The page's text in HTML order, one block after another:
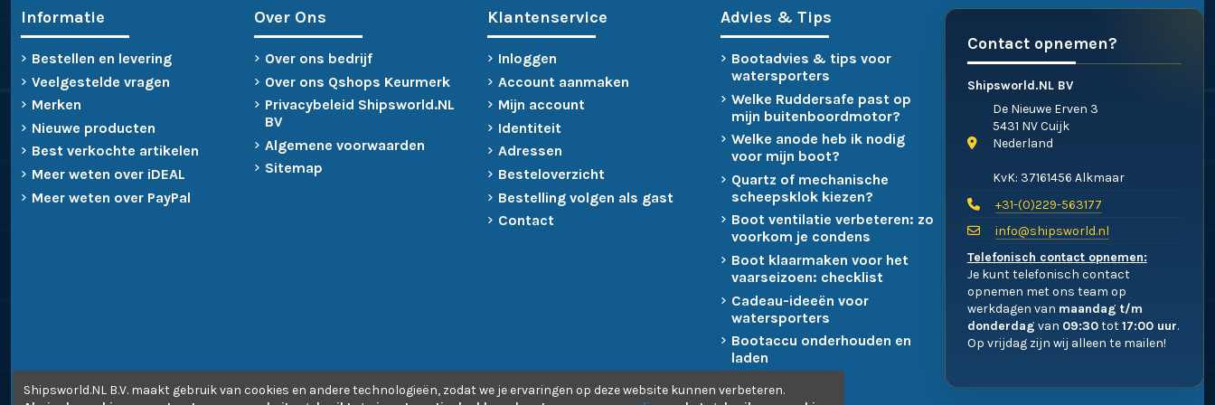
Informatie
Bestellen en levering
Veelgestelde vragen
Merken
Nieuwe producten
Best verkochte artikelen
Meer weten over iDEAL
Meer weten over PayPal
Over Ons
Over ons bedrijf
Over ons Qshops Keurmerk
Privacybeleid Shipsworld.NL
BV
Algemene voorwaarden
Sitemap
Klantenservice
Inloggen
Account aanmaken
Mijn account
Identiteit
Adressen
Besteloverzicht
Bestelling volgen als gast
Contact
Advies & Tips
Bootadvies & tips voor
watersporters
Welke Ruddersafe past op
mijn buitenboordmotor?
Welke anode heb ik nodig
voor mijn boot?
Quartz of mechanische
scheepsklok kiezen?
Boot ventilatie verbeteren: zo
voorkom je condens
Boot klaarmaken voor het
vaarseizoen: checklist
Cadeau-ideeën voor
watersporters
Bootaccu onderhouden en
laden
Contact opnemen?
Shipsworld.NL BV
De Nieuwe Erven 3
5431 NV Cuijk
Nederland
KvK: 37161456 Alkmaar
+31-(0)229-563177
info@shipsworld.nl
Telefonisch contact opnemen:
Je kunt telefonisch contact
opnemen met ons team op
werkdagen van maandag t/m
donderdag van 09:30tot17:00 uur.
Op vrijdag zijn wij alleen te mailen!
Shipsworld.NL B.V. maakt gebruik van cookies en andere technologieën, zodat we je ervaringen op deze website kunnen verbeteren.